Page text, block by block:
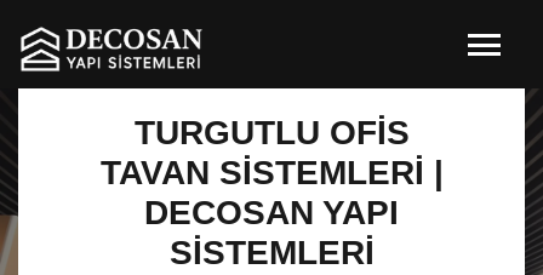
TURGUTLU OFIS
TAVAN SISTEMLERI |
DECOSAN YAPI
SISTEMLERI